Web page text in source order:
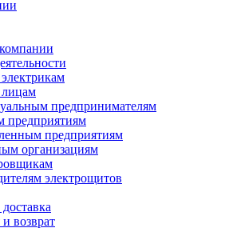
предпринимателям
предприятиям
предприятиям
организациям
электрощитов
возврат